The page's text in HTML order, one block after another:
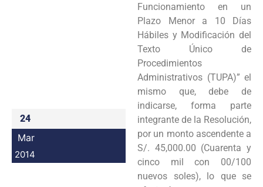
Intranet
24
Mar
2014
Funcionamiento en un
Plazo Menor a 10 Días
Hábiles y Modificación del
Texto Único de
Procedimientos
Administrativos (TUPA)” el
mismo que, debe de
indicarse, forma parte
integrante de la Resolución,
por un monto ascendente a
S/. 45,000.00 (Cuarenta y
cinco mil con 00/100
nuevos soles), lo que se